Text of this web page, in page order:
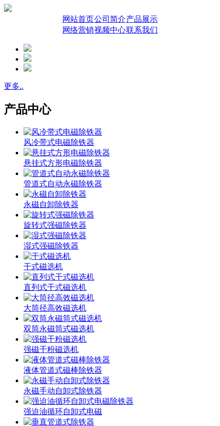
网站首页公司简介产品展示
网络营销视频中心联系我们
更多..
产品中心
风冷带式电磁除铁器
悬挂式方形电磁除铁器
管道式自动永磁除铁器
永磁自卸除铁器
旋转式强磁除铁器
湿式强磁除铁器
干式磁选机
直列式干式磁选机
大筒径高效磁选机
双筒永磁筒式磁选机
强磁干粉磁选机
液体管道式磁棒除铁器
永磁手动自卸式除铁器
强迫油循环自卸式电磁